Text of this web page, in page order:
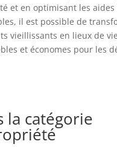
et en optimisant les aides
il est possible de
vieillissants en lieux de
et économes pour les
la catégorie